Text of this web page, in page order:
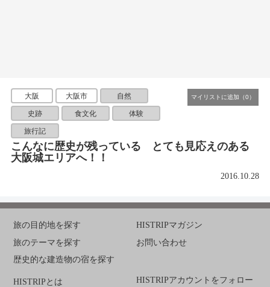
大阪 大阪市 自然
史跡 食文化 体験
旅行記
こんなに歴史が残っている とても見応えのある
大阪城エリアへ！！
2016.10.28
旅の目的地を探す
旅のテーマを探す
歴史的な建造物の宿を探す
HISTRIPマガジン
お問い合わせ
HISTRIPとは HISTRIPアカウントをフォロー